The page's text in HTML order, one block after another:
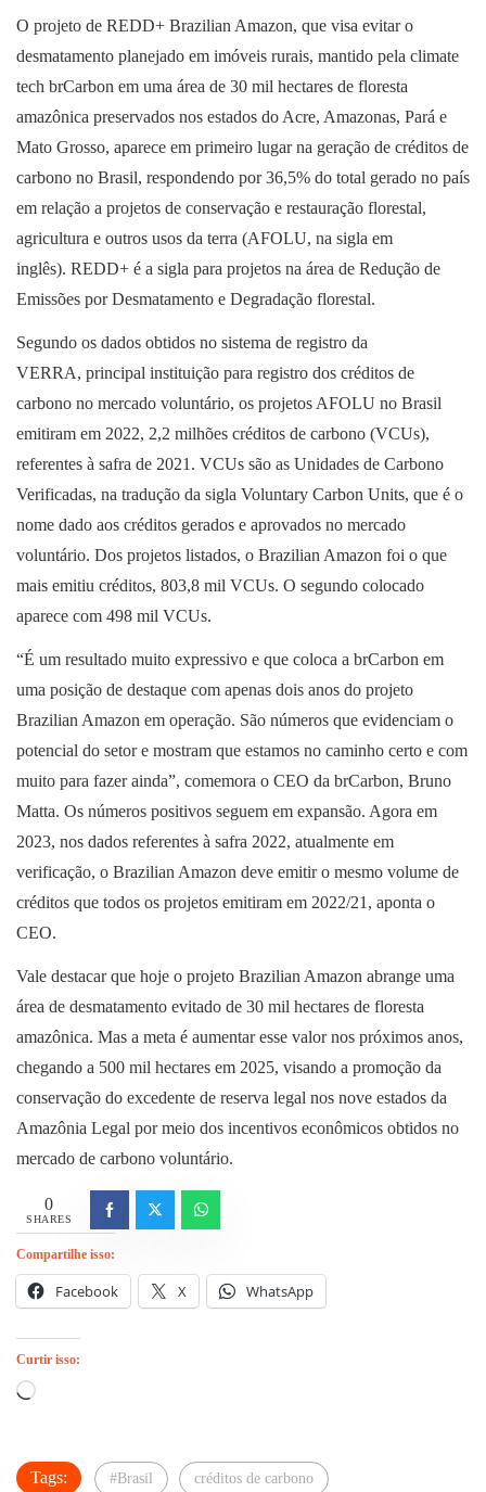
O projeto de REDD+ Brazilian Amazon, que visa evitar o
desmatamento planejado em imóveis rurais, mantido pela climate
tech brCarbon em uma área de 30 mil hectares de floresta
amazônica preservados nos estados do Acre, Amazonas, Pará e
Mato Grosso, aparece em primeiro lugar na geração de créditos de
carbono no Brasil, respondendo por 36,5% do total gerado no país
em relação a projetos de conservação e restauração florestal,
agricultura e outros usos da terra (AFOLU, na sigla em
inglês). REDD+ é a sigla para projetos na área de Redução de
Emissões por Desmatamento e Degradação florestal.
Segundo os dados obtidos no sistema de registro da
VERRA, principal instituição para registro dos créditos de
carbono no mercado voluntário, os projetos AFOLU no Brasil
emitiram em 2022, 2,2 milhões créditos de carbono (VCUs),
referentes à safra de 2021. VCUs são as Unidades de Carbono
Verificadas, na tradução da sigla Voluntary Carbon Units, que é o
nome dado aos créditos gerados e aprovados no mercado
voluntário. Dos projetos listados, o Brazilian Amazon foi o que
mais emitiu créditos, 803,8 mil VCUs. O segundo colocado
aparece com 498 mil VCUs.
“É um resultado muito expressivo e que coloca a brCarbon em
uma posição de destaque com apenas dois anos do projeto
Brazilian Amazon em operação. São números que evidenciam o
potencial do setor e mostram que estamos no caminho certo e com
muito para fazer ainda”, comemora o CEO da brCarbon, Bruno
Matta. Os números positivos seguem em expansão. Agora em
2023, nos dados referentes à safra 2022, atualmente em
verificação, o Brazilian Amazon deve emitir o mesmo volume de
créditos que todos os projetos emitiram em 2022/21, aponta o
CEO.
Vale destacar que hoje o projeto Brazilian Amazon abrange uma
área de desmatamento evitado de 30 mil hectares de floresta
amazônica. Mas a meta é aumentar esse valor nos próximos anos,
chegando a 500 mil hectares em 2025, visando a promoção da
conservação do excedente de reserva legal nos nove estados da
Amazônia Legal por meio dos incentivos econômicos obtidos no
mercado de carbono voluntário.
0
SHARES
Compartilhe isso:
Facebook X WhatsApp
Curtir isso:
Carregando...
Tags: #Brasil créditos de carbono